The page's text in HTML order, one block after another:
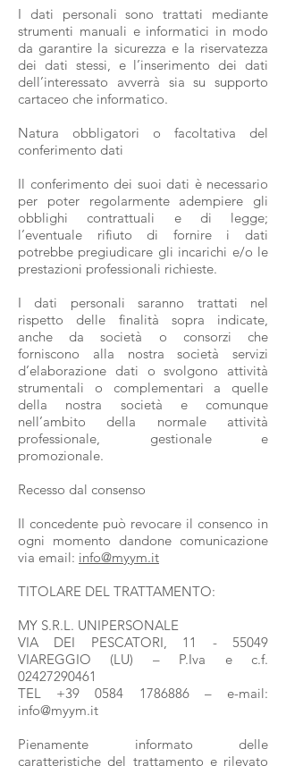
I dati personali sono trattati mediante
strumenti manuali e informatici in modo
da garantire la sicurezza e la riservatezza
dei dati stessi, e l’inserimento dei dati
dell’interessato avverrà sia su supporto
cartaceo che informatico.
Natura obbligatori o facoltativa del
conferimento dati
Il conferimento dei suoi dati è necessario
per poter regolarmente adempiere gli
obblighi contrattuali e di legge;
l’eventuale rifiuto di fornire i dati
potrebbe pregiudicare gli incarichi e/o le
prestazioni professionali richieste.
I dati personali saranno trattati nel
rispetto delle finalità sopra indicate,
anche da società o consorzi che
forniscono alla nostra società servizi
d’elaborazione dati o svolgono attività
strumentali o complementari a quelle
della nostra società e comunque
nell’ambito della normale attività
professionale, gestionale e
promozionale.
Recesso dal consenso
Il concedente può revocare il consenco in
ogni momento dandone comunicazione
via email: info@myym.it
TITOLARE DEL TRATTAMENTO:
MY S.R.L. UNIPERSONALE
VIA DEI PESCATORI, 11 - 55049
VIAREGGIO (LU) – P.Iva e c.f.
02427290461
TEL +39 0584 1786886– e-mail:
info@myym.it
Pienamente informato delle
caratteristiche del trattamento e rilevato